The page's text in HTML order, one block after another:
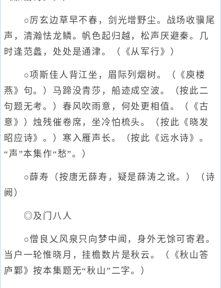
○厉玄边草早不春，剑光增野尘。战场收骥尾
声，清瀚怯龙鳞。帆色起归越，松声厌避秦。几
时逢范蠡，处处是通津。（《从军行》）
○项斯佳人背江坐，眉际列烟树。（《庾楼
燕》句。）马蹄没青莎，船迹成空波。（按此二
句题无考。）春风吹雨意，何处更相值。（《古
意》）烛残催卷席，坐冷怕梳头。（按此《晓发
昭应诗》。）寒入雁声长。（按此《远水诗》。
“声”本集作“愁”。）
○薛寿（按唐无薛寿，疑是薛涛之讹。）（诗
阙）
◎及门八人
○僧良乂风泉只向梦中闻，身外无馀可寄君。
当户一轮惟晓月，挂檐数片是秋云。（《秋山答
庐鄴》按本集题无“秋山”二字。）